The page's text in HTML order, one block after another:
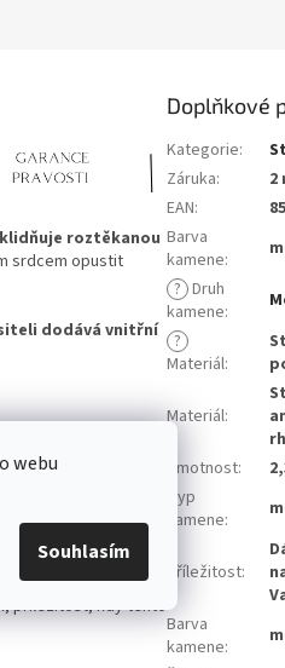
webu
Souhlasím
roztěkanou
srdcem opustit
dodává vnitřní
způsobuje
také certifikát k
příležitost, kdy tento
Doplňkové
Kategorie:
Záruka:
2
EAN:
Barva
kamene:
? Druh
kamene:
?
Materiál:
Materiál:
Hmotnost:
Typ
kamene:
Příležitost:
Barva
kamene: